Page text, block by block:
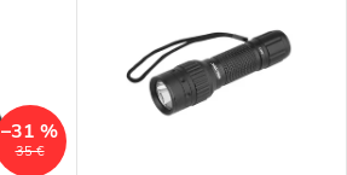
35 €
–31 %